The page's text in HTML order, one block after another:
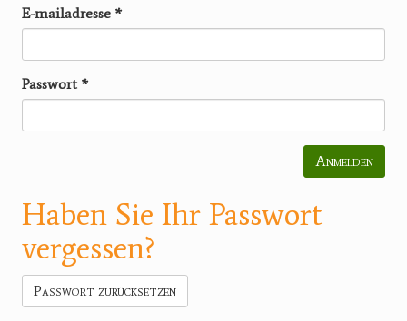
E-mailadresse *
Passwort *
Anmelden
Haben Sie Ihr Passwort
vergessen?
Passwort zurücksetzen